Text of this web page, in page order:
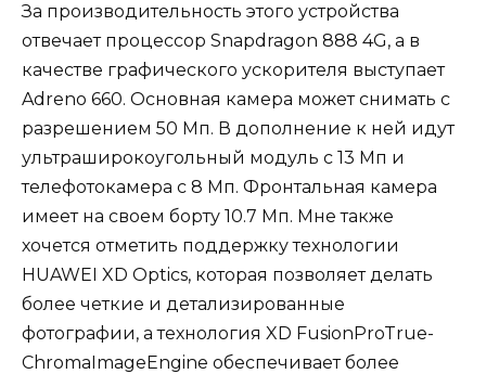
За производительность этого устройства
отвечает процессор Snapdragon 888 4G, а в
качестве графического ускорителя выступает
Adreno 660. Основная камера может снимать с
разрешением 50 Мп. В дополнение к ней идут
ультраширокоугольный модуль с 13 Мп и
телефотокамера с 8 Мп. Фронтальная камера
имеет на своем борту 10.7 Мп. Мне также
хочется отметить поддержку технологии
HUAWEI XD Optics, которая позволяет делать
более четкие и детализированные
фотографии, а технология XD FusionProTrue-
ChromaImageEngine обеспечивает более